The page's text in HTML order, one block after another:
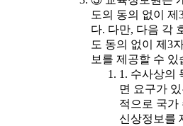
도의 동의 없이 제
다. 다만, 다음 각
도 동의 없이 제3
보를 제공할 수 있
1. 수사상의
면 요구가
적으로 국가
신상정보를